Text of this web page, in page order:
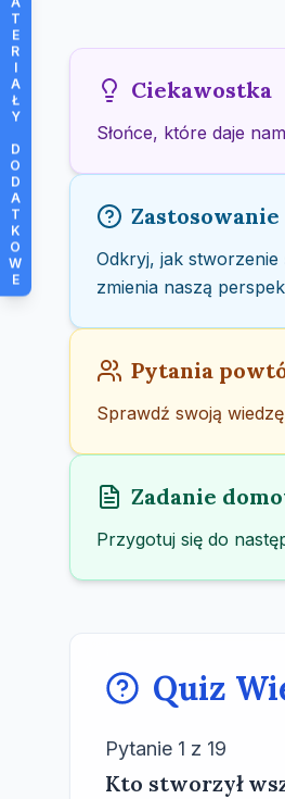
T
E
R
I
A
Ł
Y
D
O
D
A
T
K
O
W
E
Ciekawostka
Słońce, które daje
Zastosowanie
Odkryj, jak
zmienia naszą
Pytania
Sprawdź swoją
Zadanie
Przygotuj się do
Quiz
Pytanie 1 z 19
Kto stworzył